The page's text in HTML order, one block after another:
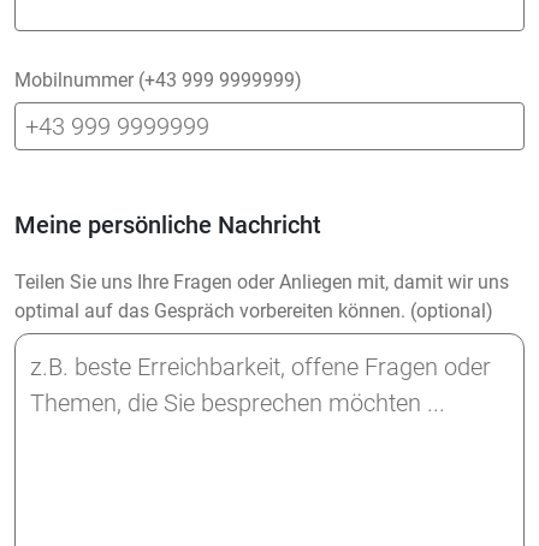
Mobilnummer (+43 999 9999999)
Meine persönliche Nachricht
Teilen Sie uns Ihre Fragen oder Anliegen mit, damit wir uns
optimal auf das Gespräch vorbereiten können. (optional)